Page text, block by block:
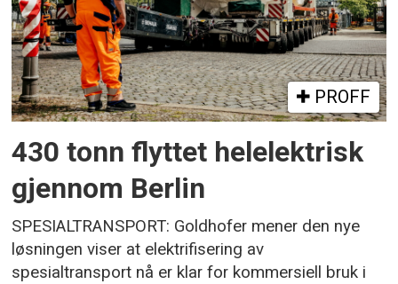
PROFF
430 tonn flyttet helelektrisk
gjennom Berlin
SPESIALTRANSPORT: Goldhofer mener den nye
løsningen viser at elektrifisering av
spesialtransport nå er klar for kommersiell bruk i